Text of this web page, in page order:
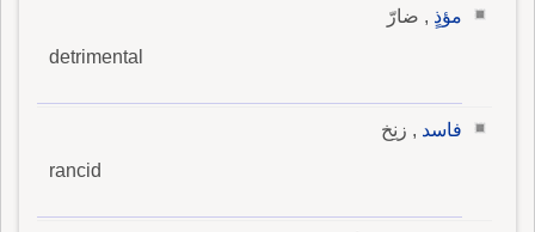
مؤذٍ , ضارّ
detrimental
فاسد , زنِخ
rancid